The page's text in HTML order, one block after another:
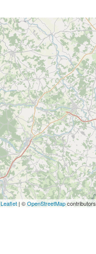
Leaflet | ©OpenStreetMapcontributors